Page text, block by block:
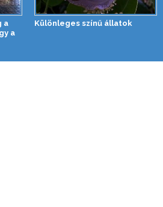
a
a
Különleges színű állatok